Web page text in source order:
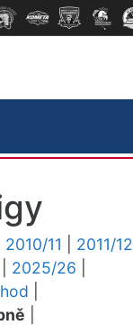
2010/11 2011/12
2025/26